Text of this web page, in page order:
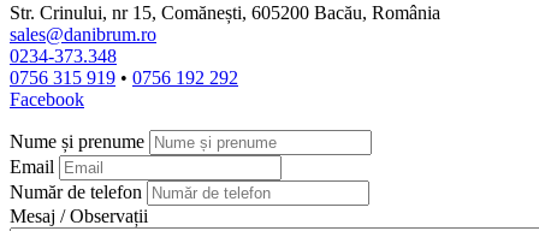
Str. Crinului, nr 15, Comănești, 605200 Bacău, România
sales@danibrum.ro
0234-373.348
0756 315 919 • 0756 192 292
Facebook
Nume și prenume
Email
Număr de telefon
Mesaj / Observații